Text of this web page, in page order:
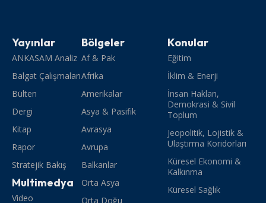
Yayınlar
ANKASAM Analiz
Balgat Çalışmaları
Bülten
Dergi
Kitap
Rapor
Stratejik Bakış
Multimedya
Video
Bölgeler
Af & Pak
Afrika
Amerikalar
Asya & Pasifik
Avrasya
Avrupa
Balkanlar
Orta Asya
Orta Doğu
Konular
Eğitim
İklim & Enerji
İnsan Hakları,
Demokrasi & Sivil
Toplum
Jeopolitik, Lojistik &
Ulaştırma Koridorları
Küresel Ekonomi &
Kalkınma
Küresel Sağlık